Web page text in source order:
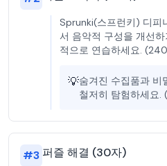
Sprunki(스프런키) 디피
서 음악적 구성을 개선
적으로 연습하세요.
💡숨겨진 수집품과 비
철저히 탐험하세요.
#3 퍼즐 해결 (30자)